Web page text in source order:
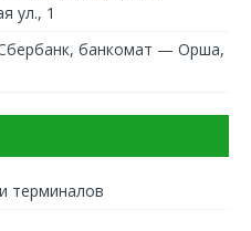
ул., 1
банкомат — Орша,
терминалов